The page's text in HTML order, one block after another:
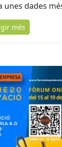
unes dades
més